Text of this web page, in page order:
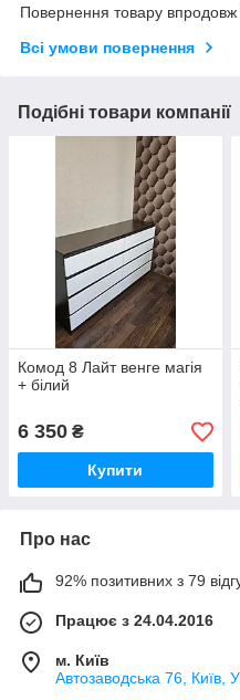
Повернення товару впродовж
Всі умови повернення
Подібні товари компанії
Комод 8 Лайт венге магія
+ білий
6 350 ₴
Купити
Про нас
92% позитивних з 79
Працює з 24.04.2016
м. Київ
Автозаводська 76, Київ,